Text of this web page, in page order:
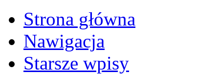
Strona główna
Nawigacja
Starsze wpisy